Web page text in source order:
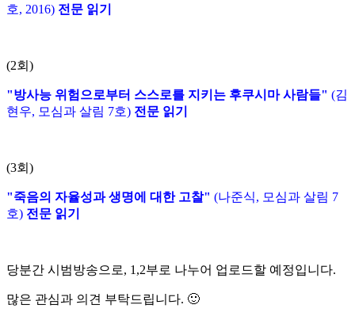
호, 2016) 전문 읽기
(2회)
"방사능 위험으로부터 스스로를 지키는 후쿠시마 사람들" (김
현우, 모심과 살림 7호) 전문 읽기
(3회)
"죽음의 자율성과 생명에 대한 고찰" (나준식, 모심과 살림 7
호) 전문 읽기
당분간 시범방송으로, 1,2부로 나누어 업로드할 예정입니다.
많은 관심과 의견 부탁드립니다. 🙂